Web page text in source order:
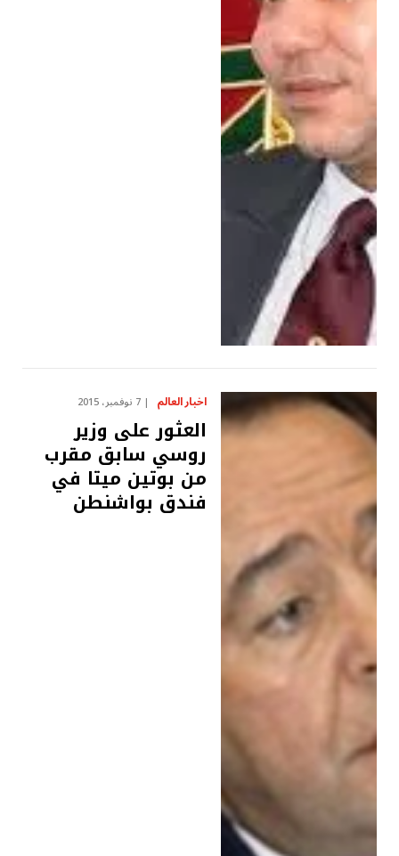
اخبار العالم 7 نوفمبر، 2015
العثور على وزير
روسي سابق مقرب
من بوتين ميتا في
فندق بواشنطن